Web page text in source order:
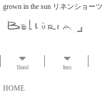
grown in the sun リネンショーツ
Brand Item
HOME